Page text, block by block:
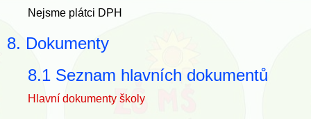
Nejsme plátci DPH
8. Dokumenty
8.1 Seznam hlavních dokumentů
Hlavní dokumenty školy